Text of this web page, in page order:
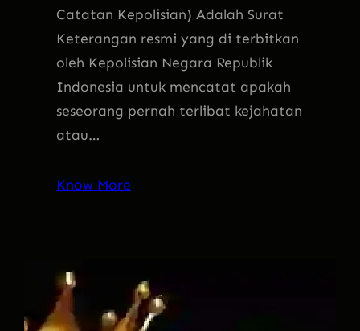
Catatan Kepolisian) Adalah Surat
Keterangan resmi yang di terbitkan
oleh Kepolisian Negara Republik
Indonesia untuk mencatat apakah
seseorang pernah terlibat kejahatan
atau…
Know More